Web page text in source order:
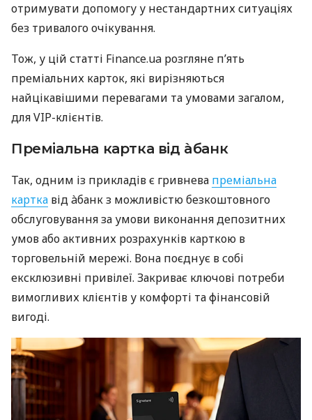
отримувати допомогу у нестандартних ситуаціях
без тривалого очікування.
Тож, у цій статті Finance.ua розгляне п’ять
преміальних карток, які вирізняються
найцікавішими перевагами та умовами загалом,
для VIP-клієнтів.
Преміальна картка від àбанк
Так, одним із прикладів є гривнева преміальна
картка від àбанк з можливістю безкоштовного
обслуговування за умови виконання депозитних
умов або активних розрахунків карткою в
торговельній мережі. Вона поєднує в собі
ексклюзивні привілеї. Закриває ключові потреби
вимогливих клієнтів у комфорті та фінансовій
вигоді.